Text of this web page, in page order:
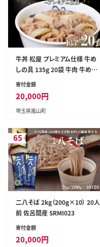
牛丼 松屋 プレミアム仕様 牛め
しの具 135g 20袋 牛肉 牛めし
牛肉切り落とし お肉 肉 玉ねぎ
惣菜 夕食 レンチン お弁当 嵐山
町
寄付金額
20,000円
埼玉県嵐山町
65
二八そば 2kg（200g×10） 20人
前 佐呂間産 SRMI023
寄付金額
20,000円